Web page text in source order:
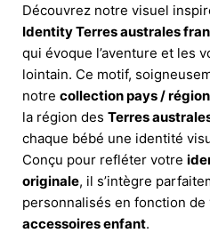
Découvrez notre visuel
Identity Terres australes
qui évoque l’aventure et les
lointain. Ce motif,
notre collection pays / région
la région des Terres
chaque bébé une identité
Conçu pour refléter votre
originale, il s’intègre
personnalisés en fonction
accessoires enfant.